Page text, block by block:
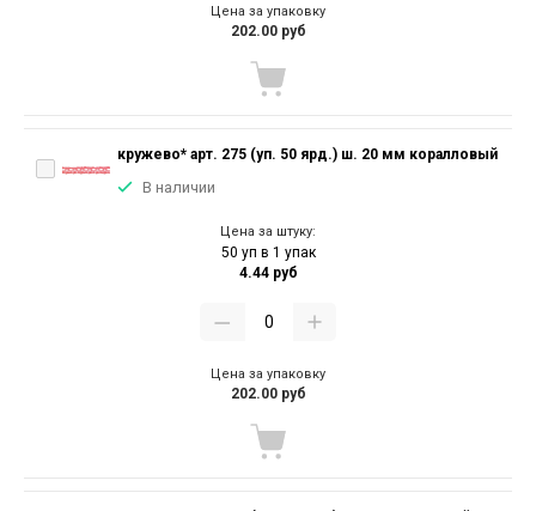
Цена за упаковку
202.00 руб
кружево* арт. 275 (уп. 50 ярд.) ш. 20 мм коралловый
В наличии
Цена за штуку:
50 уп в 1 упак
4.44 руб
Цена за упаковку
202.00 руб